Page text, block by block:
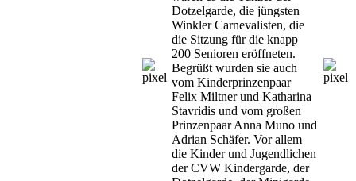
Dotzelgarde, die jüngsten
Winkler Carnevalisten, die
die Sitzung für die knapp
200 Senioren eröffneten.
Begrüßt wurden sie auch
vom Kinderprinzenpaar
Felix Miltner und Katharina
Stavridis und vom großen
Prinzenpaar Anna Muno und
Adrian Schäfer. Vor allem
die Kinder und Jugendlichen
der CVW Kindergarde, der